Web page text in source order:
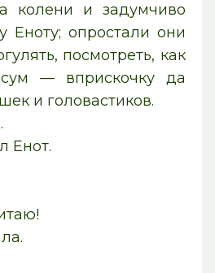
колени и задумчиво
опростали они
посмотреть, как
— вприскочку да
и головастиков.
Енот.